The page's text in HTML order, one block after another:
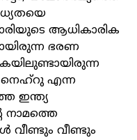
ആധികാരിക
ഭരണ
നെഹ്റു എന്ന
ഇന്ത്യ
നാമത്തെ
വീണ്ടും വീണ്ടും